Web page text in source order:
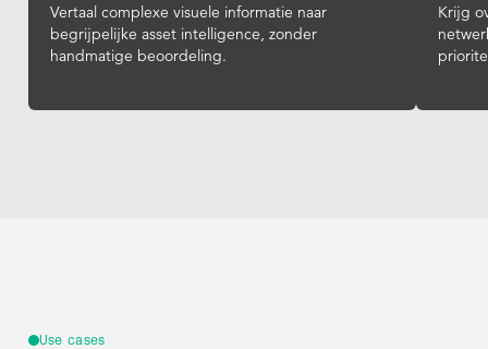
Vertaal complexe visuele informatie naar
begrijpelijke asset intelligence, zonder
handmatige beoordeling.
Krijg
Use cases